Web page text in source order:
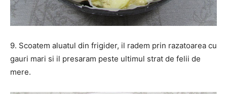
9. Scoatem aluatul din frigider, il radem prin razatoarea cu
gauri mari si il presaram peste ultimul strat de felii de
mere.